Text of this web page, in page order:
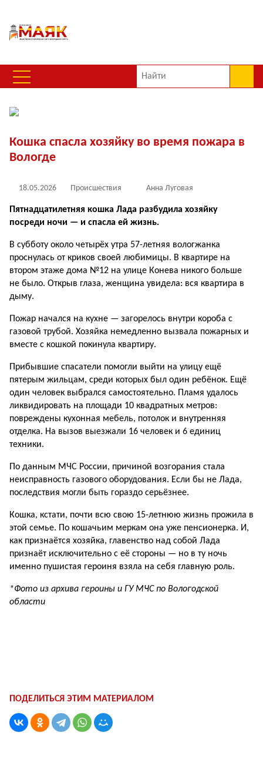
Кошка спасла хозяйку во время пожара в
Вологде
18.05.2026 Происшествия Анна Луговая
Пятнадцатилетняя кошка Лада разбудила хозяйку
посреди ночи — и спасла ей жизнь.
В субботу около четырёх утра 57-летняя вологжанка
проснулась от криков своей любимицы. В квартире на
втором этаже дома №12 на улице Конева никого больше
не было. Открыв глаза, женщина увидела: вся квартира в
дыму.
Пожар начался на кухне — загорелось внутри короба с
газовой трубой. Хозяйка немедленно вызвала пожарных и
вместе с кошкой покинула квартиру.
Прибывшие спасатели помогли выйти на улицу ещё
пятерым жильцам, среди которых был один ребёнок. Ещё
один человек выбрался самостоятельно. Пламя удалось
ликвидировать на площади 10 квадратных метров:
повреждены кухонная мебель, потолок и внутренняя
отделка. На вызов выезжали 16 человек и 6 единиц
техники.
По данным МЧС России, причиной возгорания стала
неисправность газового оборудования. Если бы не Лада,
последствия могли быть гораздо серьёзнее.
Кошка, кстати, почти всю свою 15-летнюю жизнь прожила в
этой семье. По кошачьим меркам она уже пенсионерка. И,
как признаётся хозяйка, главенство над собой Лада
признаёт исключительно с её стороны — но в ту ночь
именно пушистая героиня взяла на себя главную роль.
*Фото из архива героины и ГУ МЧС по Вологодской
области
ПОДЕЛИТЬСЯ ЭТИМ МАТЕРИАЛОМ